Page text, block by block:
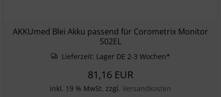
AKKUmed Blei Akku passend für Corometrix Monitor
502EL
Lieferzeit: Lager DE 2-3 Wochen*
81,16 EUR
inkl. 19 % MwSt. zzgl. Versandkosten